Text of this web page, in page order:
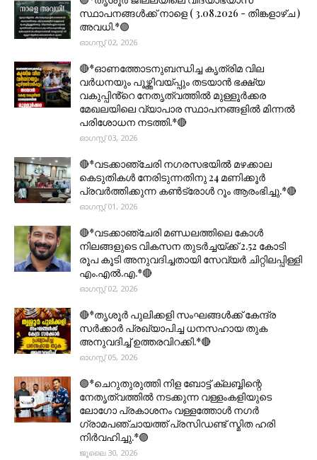
സ്ഥാപനങ്ങൾക്ക് നാളെ ( 3.08.2026 - തിങ്കളാഴ്ച )
അവധി.*🟣
ഓഗസ്റ്റ് 02, 2026
🔴*ഓണത്തോടനുബന്ധിച്ച കൃത്രിമ വില
വർധനയും പൂഴ്ത്തിവയ്പ്പും തടയാൻ ഭക്ഷ്യ
വകുപ്പിൻ്റെ നേതൃത്വത്തിൽ മുള്ളൂർക്കര
മേഖലയിലെ വ്യാപാര സ്ഥാപനങ്ങളിൽ മിന്നൽ
പരിശോധന നടത്തി.*🔴
ഓഗസ്റ്റ് 03, 2026
🔴*വടക്കാഞ്ചേരി നഗരസഭയിൽ മഴക്കാല
കെടുതികൾ നേരിടുന്നതിനു 24 മണിക്കൂർ
പ്രവർത്തിക്കുന്ന കൺട്രോൾ റൂം ആരംഭിച്ചു.*🔴
ഓഗസ്റ്റ് 01, 2026
🔴*വടക്കാഞ്ചേരി മണ്ഡലത്തിലെ കോൾ
നിലങ്ങളുടെ വികസന തുടർച്ചയ്ക്ക് 2.52 കോടി
രൂപ കൂടി അനുവദിച്ചതായി സേവ്യർ ചിറ്റിലപ്പിള്ളി
എം.എൽ.എ.*🔴
ഓഗസ്റ്റ് 02, 2026
🔴*തൃശൂര്‍ പുലിക്കളി സംഘങ്ങള്‍ക്ക് കേന്ദ്ര
സര്‍ക്കാര്‍ പ്രഖ്യാപിച്ച ധനസഹായ തുക
അനുവദിച്ച് ഉത്തരവിറക്കി.*🔴
ഓഗസ്റ്റ് 05, 2026
🟣*ചെറുതുരുത്തി നിള ബോട്ട് ക്ലബ്ബിന്റെ
നേതൃത്വത്തിൽ നടക്കുന്ന വള്ളംകളിയുടെ
ലോഗോ പ്രകാശനം വള്ളത്തോൾ നഗർ
ഗ്രാമപഞ്ചായത്ത് പ്രസിഡണ്ട് സ്മിത ഹരി
നിർവഹിച്ചു.*🟣
ജൂലൈ 30, 2026